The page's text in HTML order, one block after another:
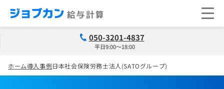
050-3201-4837
平日9:00～18:00
ホーム導入事例日本社会保険労務士法人(SATOグループ)